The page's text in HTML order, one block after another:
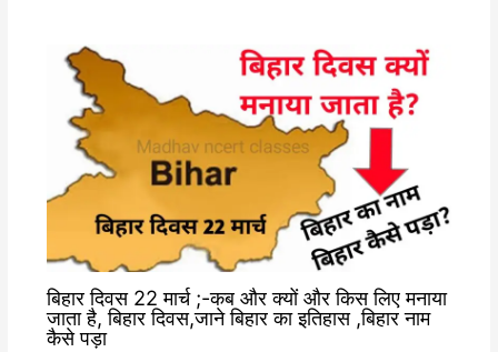
बिहार दिवस 22 मार्च ;-कब और क्यों और किस लिए मनाया
जाता है, बिहार दिवस,जाने बिहार का इतिहास ,बिहार नाम
कैसे पड़ा